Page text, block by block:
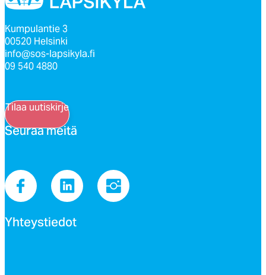
Kumpulantie 3
00520 Helsinki
info@sos-lapsikyla.fi
09 540 4880
Tilaa uutiskirje
Seu­raa mei­tä
Yh­teys­tie­dot